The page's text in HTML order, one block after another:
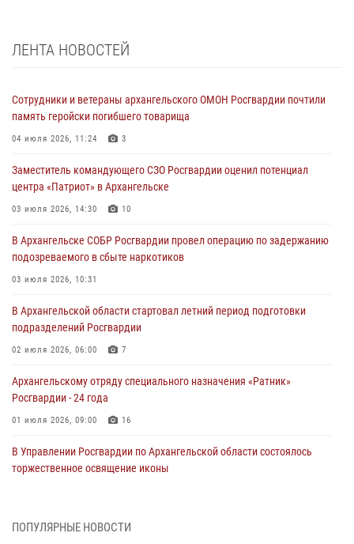
ЛЕНТА НОВОСТЕЙ
Сотрудники и ветераны архангельского ОМОН Росгвардии почтили
память геройски погибшего товарища
04 июля 2026, 11:24 3
Заместитель командующего СЗО Росгвардии оценил потенциал
центра «Патриот» в Архангельске
03 июля 2026, 14:30 10
В Архангельске СОБР Росгвардии провел операцию по задержанию
подозреваемого в сбыте наркотиков
03 июля 2026, 10:31
В Архангельской области стартовал летний период подготовки
подразделений Росгвардии
02 июля 2026, 06:00 7
Архангельскому отряду специального назначения «Ратник»
Росгвардии - 24 года
01 июля 2026, 09:00 16
В Управлении Росгвардии по Архангельской области состоялось
торжественное освящение иконы
Военнослужащие по призыву из Архангельской области приняли
ПОПУЛЯРНЫЕ НОВОСТИ